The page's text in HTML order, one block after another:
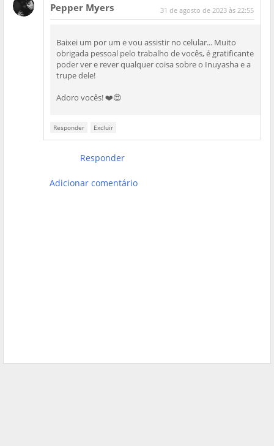
Pepper Myers 31 de agosto de 2023 às 22:55
Baixei um por um e vou assistir no celular... Muito
obrigada pessoal pelo trabalho de vocês, é gratificante
poder ver e rever qualquer coisa sobre o Inuyasha e a
trupe dele!
Adoro vocês! ❤️😍
Responder Excluir
Responder
Adicionar comentário